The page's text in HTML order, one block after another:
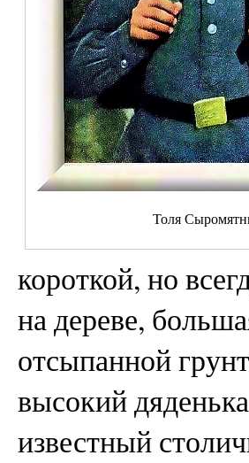
Толя
короткой, но
на дереве,
отсыпанной
высокий
известный